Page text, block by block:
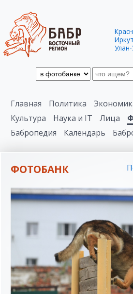
Главная Политика
Культура
Наука и IT Лица
Бабропедия
Календарь
ФОТОБАНК